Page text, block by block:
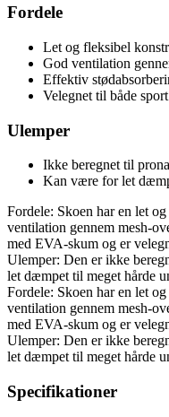
Fordele
Let og fleksibel
God ventilation
Effektiv
Velegnet til både
Ulemper
Ikke beregnet til
Kan være for let
Fordele: Skoen har en let
ventilation gennem mesh-
med EVA-skum og er
Ulemper: Den er ikke
let dæmpet til meget hårde
Fordele: Skoen har en let
ventilation gennem mesh-
med EVA-skum og er
Ulemper: Den er ikke
let dæmpet til meget hårde
Specifikationer